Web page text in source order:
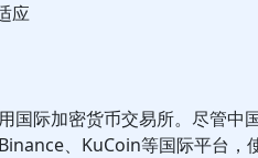
应
国际加密货币交易所。尽管中
、KuCoin等国际平台，